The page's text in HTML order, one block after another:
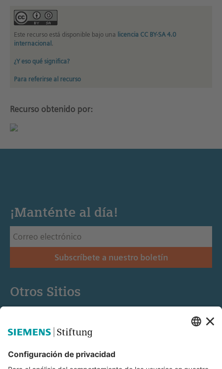
Este recurso está disponible bajo una licencia CC BY-SA 4.0
internacional .
¿Y eso qué significa?
Para referirse al recurso
Recurso obtenido por:
¡Manténte al día!
Subscríbete a nuestro boletín
Otros Sitios
Educación STEM
Mediaportal